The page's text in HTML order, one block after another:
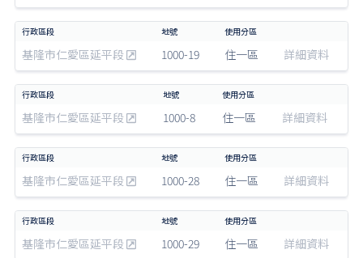
基隆市仁愛區延平段 1000-19 住一區 詳細資料
基隆市仁愛區延平段 1000-8 住一區 詳細資料
基隆市仁愛區延平段 1000-28 住一區 詳細資料
基隆市仁愛區延平段 1000-29 住一區 詳細資料